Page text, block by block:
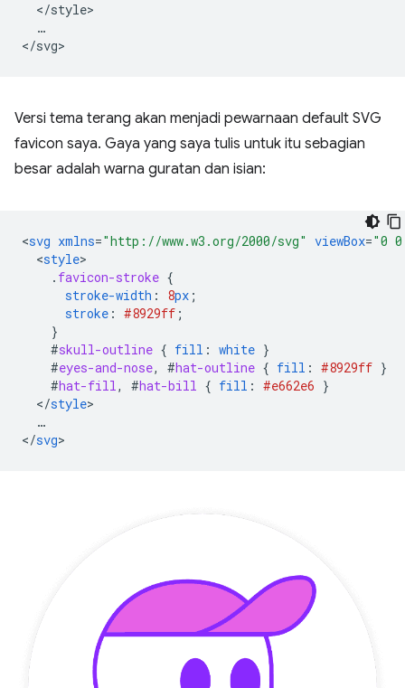
  </style>
  …
Versi tema terang akan menjadi pewarnaan default SVG
favicon saya. Gaya yang saya tulis untuk itu sebagian
besar adalah warna guratan dan isian:
<svg xmlns="http://www.w3.org/2000/svg" viewBox="0 0
<style
. favicon-stroke {
stroke-width : 8px ;
stroke : #8929ff ;
}
#skull-outline { fill : white }
#eyes-and-nose, #hat-outline { fill : #8929ff }
#hat-fill, #hat-bill { fill : #e662e6 }
</style
…
</svg